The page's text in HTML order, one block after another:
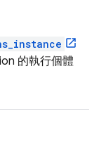
的執行個體